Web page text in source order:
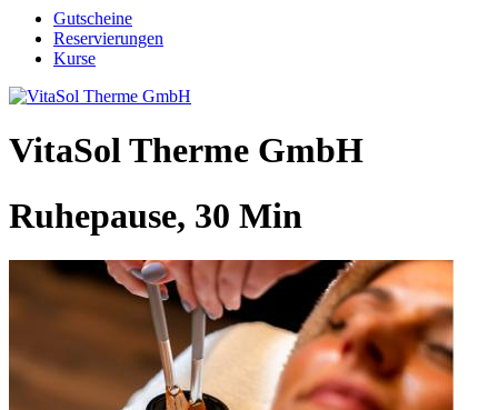
Gutscheine
Reservierungen
Kurse
VitaSol Therme GmbH
Ruhepause, 30 Min